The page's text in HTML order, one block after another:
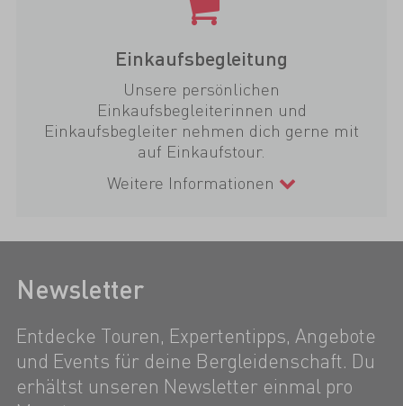
Einkaufsbegleitung
Unsere persönlichen
Einkaufsbegleiterinnen und
Einkaufsbegleiter nehmen dich gerne mit
auf Einkaufstour.
Weitere Informationen
Newsletter
Entdecke Touren, Expertentipps, Angebote
und Events für deine Bergleidenschaft. Du
erhältst unseren Newsletter einmal pro